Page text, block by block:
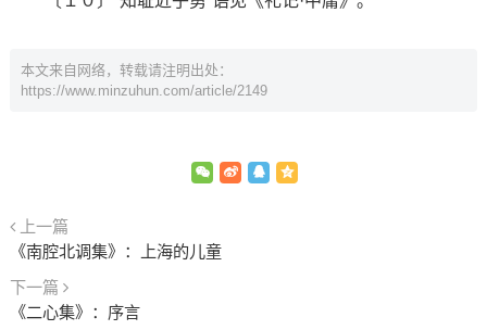
本文来自网络，转载请注明出处：
https://www.minzuhun.com/article/2149
上一篇
《南腔北调集》：上海的儿童
下一篇
《二心集》：序言